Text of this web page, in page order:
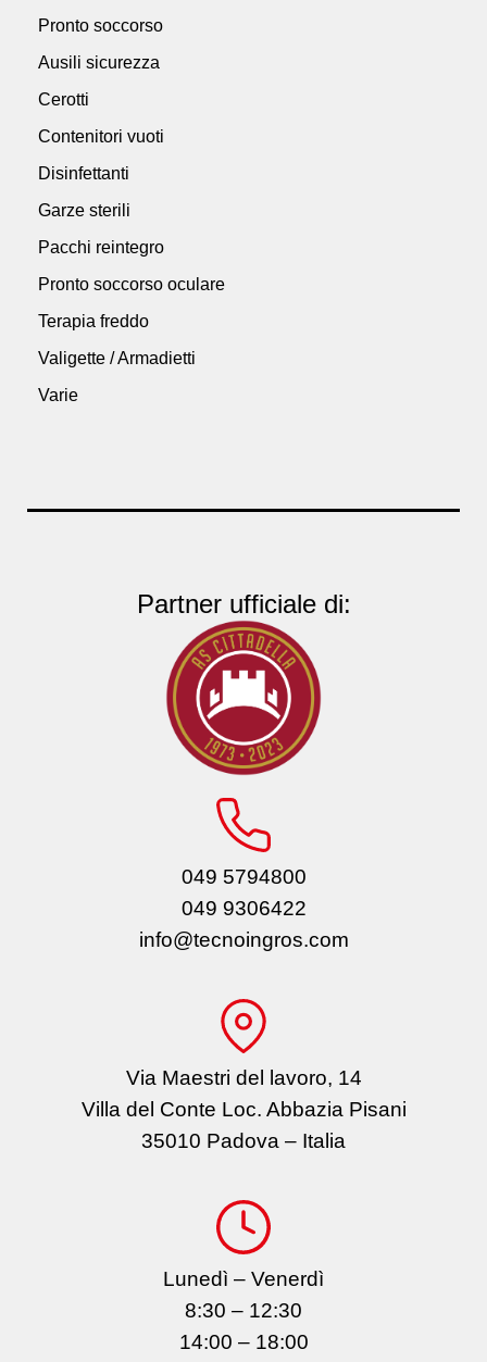
Pronto soccorso
Ausili sicurezza
Cerotti
Contenitori vuoti
Disinfettanti
Garze sterili
Pacchi reintegro
Pronto soccorso oculare
Terapia freddo
Valigette / Armadietti
Varie
Partner ufficiale di:
049 5794800
049 9306422
info@tecnoingros.com
Via Maestri del lavoro, 14
Villa del Conte Loc. Abbazia Pisani
35010 Padova – Italia
Lunedì – Venerdì
8:30 – 12:30
14:00 – 18:00